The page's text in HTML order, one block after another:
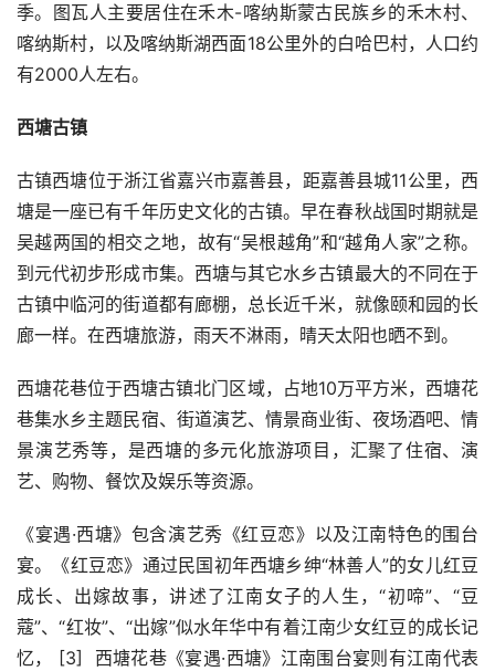
季。图瓦人主要居住在禾木-喀纳斯蒙古民族乡的禾木村、
喀纳斯村，以及喀纳斯湖西面18公里外的白哈巴村，人口约
有2000人左右。
西塘古镇
古镇西塘位于浙江省嘉兴市嘉善县，距嘉善县城11公里，西
塘是一座已有千年历史文化的古镇。早在春秋战国时期就是
吴越两国的相交之地，故有“吴根越角”和“越角人家”之称。
到元代初步形成市集。西塘与其它水乡古镇最大的不同在于
古镇中临河的街道都有廊棚，总长近千米，就像颐和园的长
廊一样。在西塘旅游，雨天不淋雨，晴天太阳也晒不到。
西塘花巷位于西塘古镇北门区域，占地10万平方米，西塘花
巷集水乡主题民宿、街道演艺、情景商业街、夜场酒吧、情
景演艺秀等，是西塘的多元化旅游项目，汇聚了住宿、演
艺、购物、餐饮及娱乐等资源。
《宴遇·西塘》包含演艺秀《红豆恋》以及江南特色的围台
宴。《红豆恋》通过民国初年西塘乡绅“林善人”的女儿红豆
成长、出嫁故事，讲述了江南女子的人生，“初啼”、“豆
蔻”、“红妆”、“出嫁”似水年华中有着江南少女红豆的成长记
忆， [3]  西塘花巷《宴遇·西塘》江南围台宴则有江南代表